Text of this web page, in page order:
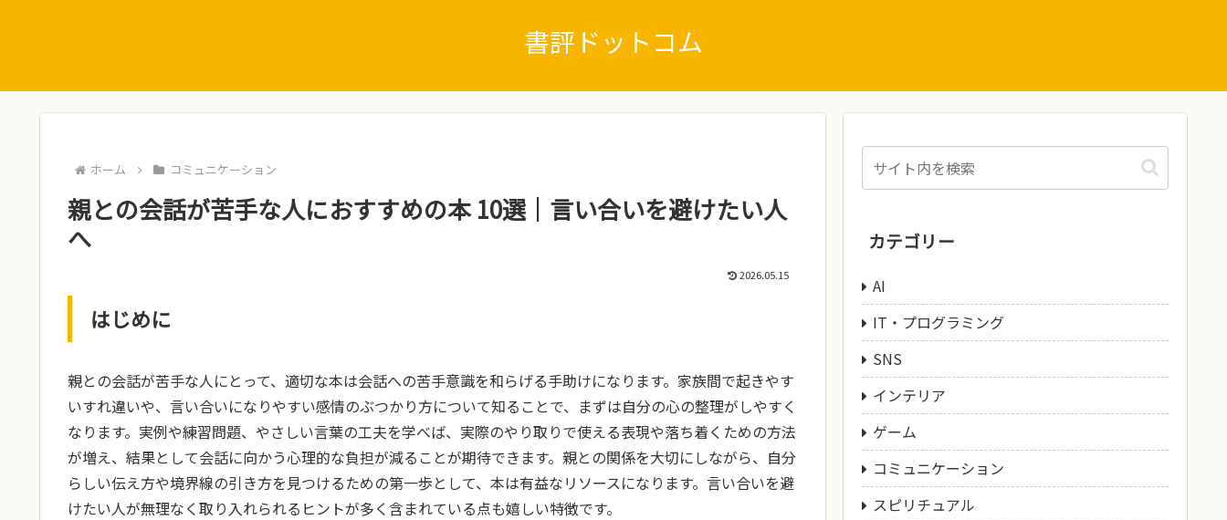
書評ドットコム
ホーム コミュニケーション
親との会話が苦手な人におすすめの本 10選｜言い合いを避けたい人
へ
2026.05.15
はじめに
親との会話が苦手な人にとって、適切な本は会話への苦手意識を和らげる手助けになります。家族間で起きやす
いすれ違いや、言い合いになりやすい感情のぶつかり方について知ることで、まずは自分の心の整理がしやすく
なります。実例や練習問題、やさしい言葉の工夫を学べば、実際のやり取りで使える表現や落ち着くための方法
が増え、結果として会話に向かう心理的な負担が減ることが期待できます。親との関係を大切にしながら、自分
らしい伝え方や境界線の引き方を見つけるための第一歩として、本は有益なリソースになります。言い合いを避
けたい人が無理なく取り入れられるヒントが多く含まれている点も嬉しい特徴です。
カテゴリー
AI
IT・プログラミング
SNS
インテリア
ゲーム
コミュニケーション
スピリチュアル